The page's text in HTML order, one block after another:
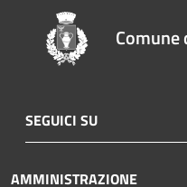
Comune
SEGUICI SU
AMMINISTRAZIONE